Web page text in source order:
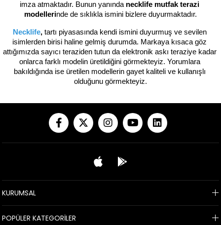
imza atmaktadır. Bunun yanında necklife mutfak terazi
modellerinde de sıklıkla ismini bizlere duyurmaktadır.
Necklife, tartı piyasasında kendi ismini duyurmuş ve sevilen
isimlerden birisi haline gelmiş durumda. Markaya kısaca göz
attığımızda sayıcı teraziden tutun da elektronik askı teraziye kadar
onlarca farklı modelin üretildiğini görmekteyiz. Yorumlara
bakıldığında ise üretilen modellerin gayet kaliteli ve kullanışlı
olduğunu görmekteyiz.
KURUMSAL
POPÜLER KATEGORİLER